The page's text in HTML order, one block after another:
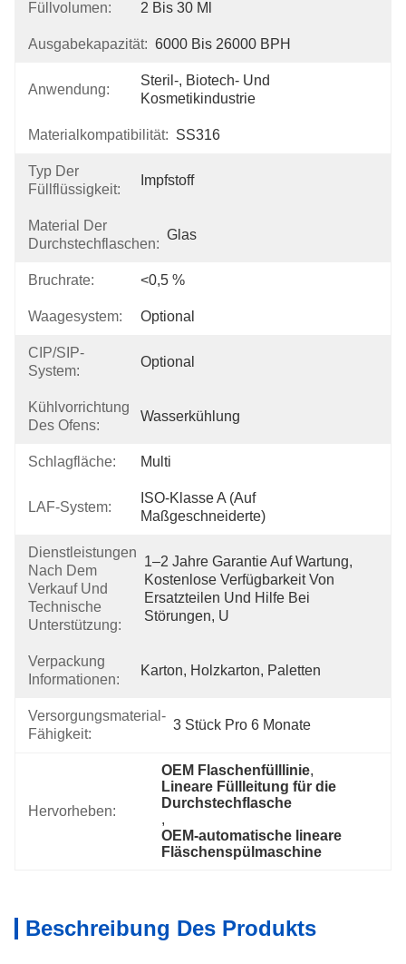
Füllvolumen: 2 Bis 30 Ml
Ausgabekapazität: 6000 Bis 26000 BPH
Anwendung:
Steril-, Biotech- Und
Kosmetikindustrie
Materialkompatibilität: SS316
Typ Der
Füllflüssigkeit:
Impfstoff
Material Der
Durchstechflaschen:
Glas
Bruchrate: <0,5 %
Waagesystem: Optional
CIP/SIP-
System:
Optional
Kühlvorrichtung
Des Ofens:
Wasserkühlung
Schlagfläche: Multi
LAF-System:
ISO-Klasse A (auf
Maßgeschneiderte)
Dienstleistungen
Nach Dem
Verkauf Und
Technische
Unterstützung:
1–2 Jahre Garantie Auf Wartung,
Kostenlose Verfügbarkeit Von
Ersatzteilen Und Hilfe Bei
Störungen, U
Verpackung
Informationen:
Karton, Holzkarton, Paletten
Versorgungsmaterial-
Fähigkeit:
3 Stück Pro 6 Monate
Hervorheben:
OEM Flaschenfülllinie,
Lineare Füllleitung für die
Durchstechflasche
,
OEM-automatische lineare
Fläschenspülmaschine
Beschreibung Des Produkts